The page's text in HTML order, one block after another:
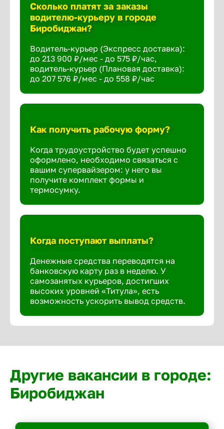
Сколько платят за заказы
водителю-курьеру в городе
Биробиджан?
Водитель-курьер (Экспресс доставка):
до 213 900 ₽/мес - до 575 ₽/час,
водитель-курьер (Плановая доставка):
до 207 576 ₽/мес - до 558 ₽/час
Как получить рабочую форму?
Когда трудоустройство будет успешно
оформлено, необходимо связаться с
вашим супервайзером: у него вы
получите комплект формы и
термосумку.
Когда поступают выплаты?
Денежные средства переводятся на
банковскую карту раз в неделю. У
самозанятых курьеров, достигших
высоких уровней «Титула», есть
возможность ускорить вывод средств.
Другие вакансии в городе:
Биробиджан